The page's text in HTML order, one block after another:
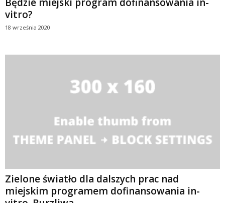
vitro?
18 września 2020
Zielone światło dla dalszych prac nad
miejskim programem dofinansowania in-